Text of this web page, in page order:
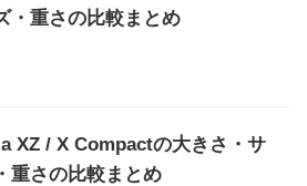
・重さの比較まとめ
XZ / X Compactの大きさ・サ
重さの比較まとめ